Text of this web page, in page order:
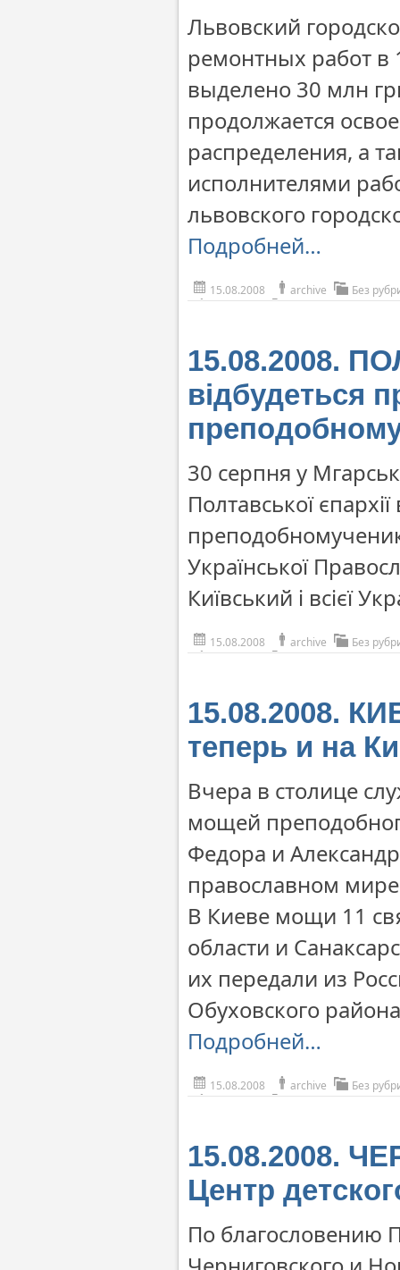
Львовский
ремонтных работ в
выделено 30 млн
продолжается
распределения, а
исполнителями
львовского
Подробней…
15.08.2008 archive Без
15.08.2008.
відбудеться
30 серпня у
Полтавської
Української
Київський і всієї
15.08.2008 archive Без
15.08.2008.
теперь и на
Вчера в столице
мощей
Федора и
православном
В Киеве мощи 11
области и
их передали из
Обуховского
Подробней…
15.08.2008 archive Без
15.08.2008.
Центр
По благословению